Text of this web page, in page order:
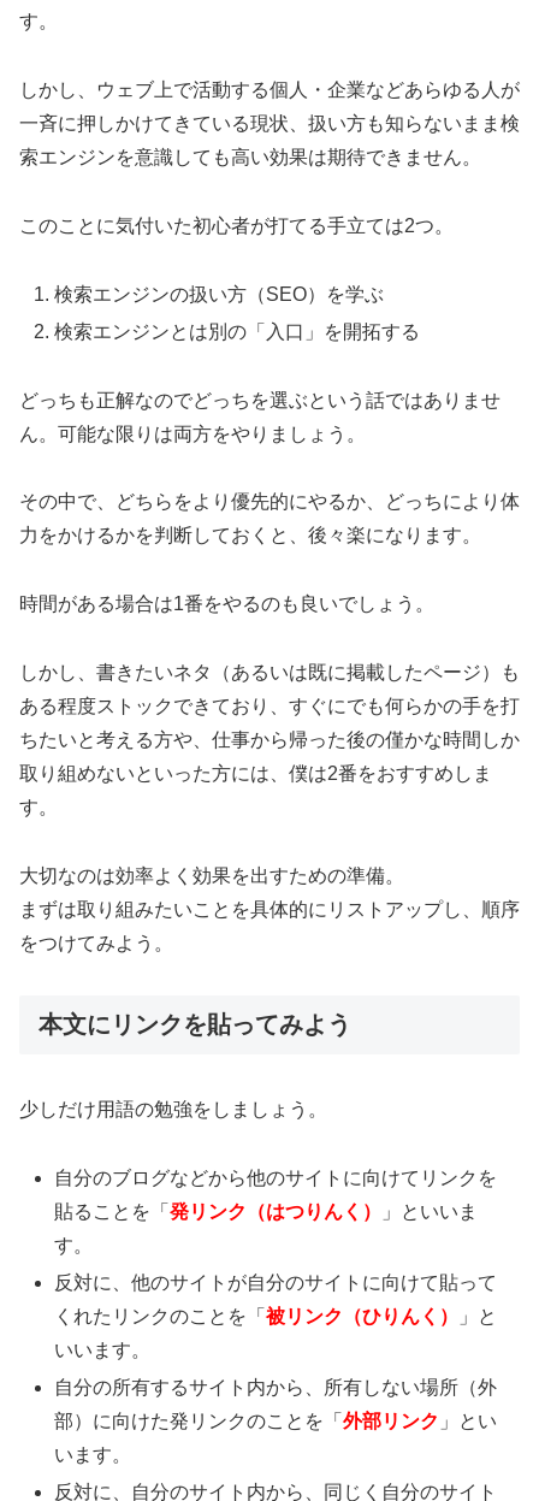
す。
しかし、ウェブ上で活動する個人・企業などあらゆる人が
一斉に押しかけてきている現状、扱い方も知らないまま検
索エンジンを意識しても高い効果は期待できません。
このことに気付いた初心者が打てる手立ては2つ。
検索エンジンの扱い方（SEO）を学ぶ
検索エンジンとは別の「入口」を開拓する
どっちも正解なのでどっちを選ぶという話ではありませ
ん。可能な限りは両方をやりましょう。
その中で、どちらをより優先的にやるか、どっちにより体
力をかけるかを判断しておくと、後々楽になります。
時間がある場合は1番をやるのも良いでしょう。
しかし、書きたいネタ（あるいは既に掲載したページ）も
ある程度ストックできており、すぐにでも何らかの手を打
ちたいと考える方や、仕事から帰った後の僅かな時間しか
取り組めないといった方には、僕は2番をおすすめしま
す。
大切なのは効率よく効果を出すための準備。
まずは取り組みたいことを具体的にリストアップし、順序
をつけてみよう。
本文にリンクを貼ってみよう
少しだけ用語の勉強をしましょう。
自分のブログなどから他のサイトに向けてリンクを
貼ることを「発リンク（はつりんく）
」といいま
す。
反対に、他のサイトが自分のサイトに向けて貼って
くれたリンクのことを「被リンク（ひりんく）
」と
いいます。
自分の所有するサイト内から、所有しない場所（外
部）に向けた発リンクのことを「外部リンク 」とい
います。
反対に、自分のサイト内から、同じく自分のサイト